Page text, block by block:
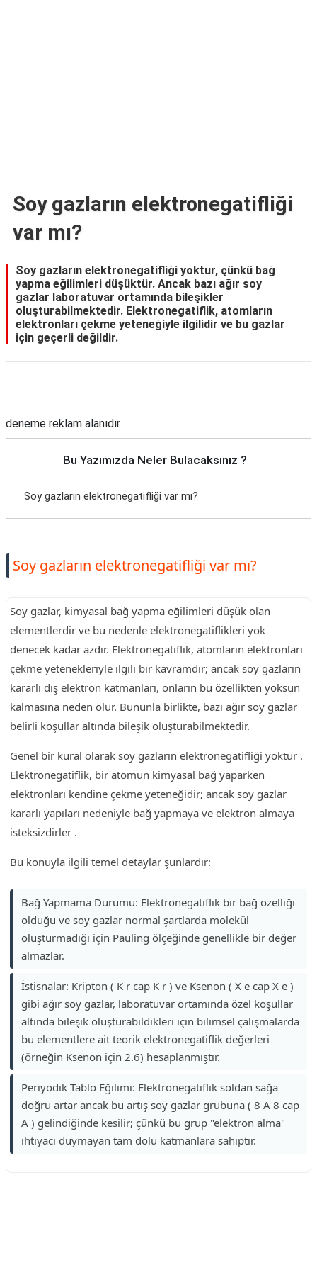
Soy gazların elektronegatifliği
var mı?
Soy gazların elektronegatifliği yoktur, çünkü bağ
yapma eğilimleri düşüktür. Ancak bazı ağır soy
gazlar laboratuvar ortamında bileşikler
oluşturabilmektedir. Elektronegatiflik, atomların
elektronları çekme yeteneğiyle ilgilidir ve bu gazlar
için geçerli değildir.
deneme reklam alanıdır
Bu Yazımızda Neler Bulacaksınız ?
Soy gazların elektronegatifliği var mı?
Soy gazların elektronegatifliği var mı?
Soy gazlar, kimyasal bağ yapma eğilimleri düşük olan
elementlerdir ve bu nedenle elektronegatiflikleri yok
denecek kadar azdır. Elektronegatiflik, atomların elektronları
çekme yetenekleriyle ilgili bir kavramdır; ancak soy gazların
kararlı dış elektron katmanları, onların bu özellikten yoksun
kalmasına neden olur. Bununla birlikte, bazı ağır soy gazlar
belirli koşullar altında bileşik oluşturabilmektedir.
Genel bir kural olarak soy gazların elektronegatifliği yoktur .
Elektronegatiflik, bir atomun kimyasal bağ yaparken
elektronları kendine çekme yeteneğidir; ancak soy gazlar
kararlı yapıları nedeniyle bağ yapmaya ve elektron almaya
isteksizdirler .
Bu konuyla ilgili temel detaylar şunlardır:
Bağ Yapmama Durumu: Elektronegatiflik bir bağ özelliği
olduğu ve soy gazlar normal şartlarda molekül
oluşturmadığı için Pauling ölçeğinde genellikle bir değer
almazlar.
İstisnalar: Kripton ( K r cap K r ) ve Ksenon ( X e cap X e )
gibi ağır soy gazlar, laboratuvar ortamında özel koşullar
altında bileşik oluşturabildikleri için bilimsel çalışmalarda
bu elementlere ait teorik elektronegatiflik değerleri
(örneğin Ksenon için 2.6) hesaplanmıştır.
Periyodik Tablo Eğilimi: Elektronegatiflik soldan sağa
doğru artar ancak bu artış soy gazlar grubuna ( 8 A 8 cap
A ) gelindiğinde kesilir; çünkü bu grup "elektron alma"
ihtiyacı duymayan tam dolu katmanlara sahiptir.